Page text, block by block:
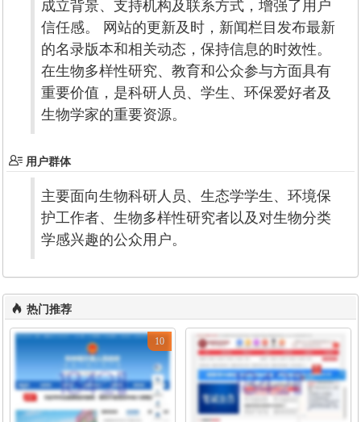
成立背景、支持机构及联系方式，增强了用户
信任感。 网站的更新及时，新闻栏目发布最新
的名录版本和相关动态，保持信息的时效性。
在生物多样性研究、教育和公众参与方面具有
重要价值，是科研人员、学生、环保爱好者及
生物学家的重要资源。
用户群体
主要面向生物科研人员、生态学学生、环境保
护工作者、生物多样性研究者以及对生物分类
学感兴趣的公众用户。
热门推荐
10